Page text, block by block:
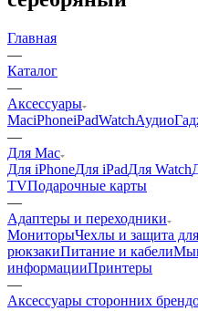
Главная
—
Каталог
—
Аксессуары
MaciPhoneiPadWatchАудио
—
Для Mac
Для iPhoneДля iPadДля Watch
TVПодарочные карты
—
Адаптеры и переходники
МониторыЧехлы и защита
рюкзакиПитание и кабели
информацииПринтеры
—
Аксессуары сторонних